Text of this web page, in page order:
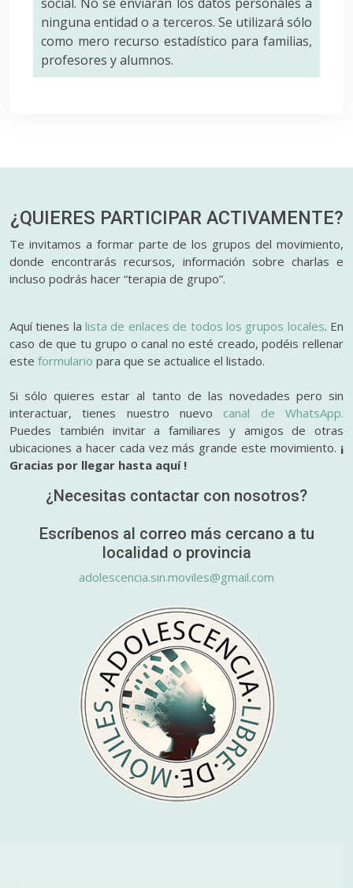
ninguna entidad o a terceros. Se utilizará sólo
como mero recurso estadístico para familias,
profesores y alumnos.
¿QUIERES PARTICIPAR ACTIVAMENTE?
Te invitamos a formar parte de los grupos del movimiento,
donde encontrarás recursos, información sobre charlas e
incluso podrás hacer “terapia de grupo”.
Aquí tienes lalista de enlaces de todos los grupos locales. En
caso de que tu grupo o canal no esté creado, podéis rellenar
este formulario para que se actualice el listado.
Si sólo quieres estar al tanto de las novedades pero sin
interactuar, tienes nuestro nuevo canal de WhatsApp.
Puedes también invitar a familiares y amigos de otras
ubicaciones a hacer cada vez más grande este movimiento. ¡
Gracias por llegar hasta aquí !
¿Necesitas contactar con nosotros?
Escríbenos al correo más cercano a tu
localidad o provincia
adolescencia.sin.moviles@gmail.com